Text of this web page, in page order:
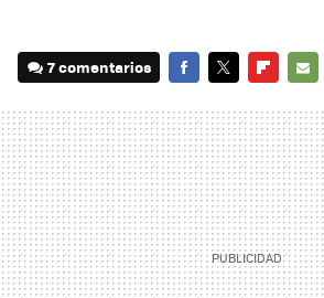
7 comentarios
MAIL